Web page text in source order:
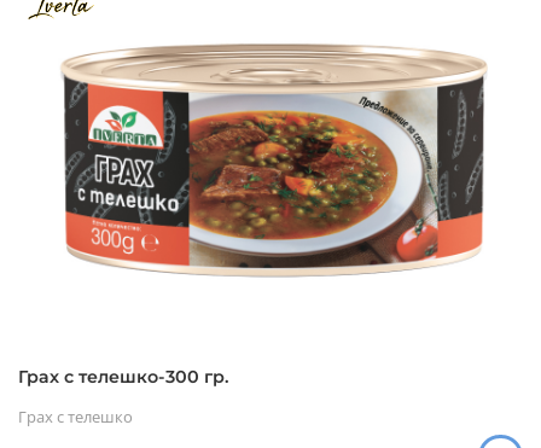
Грах с телешко-300 гр.
Грах с телешко